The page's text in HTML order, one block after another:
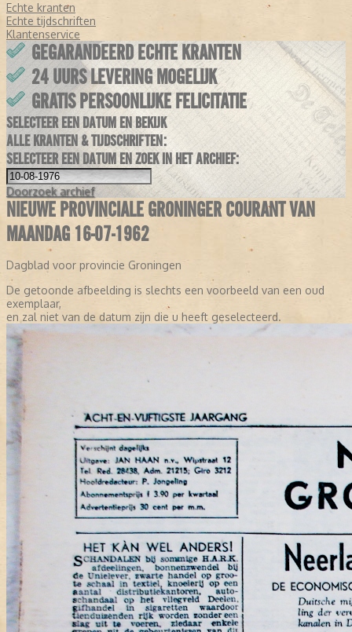
Echte kranten
Echte tijdschriften
Klantenservice
GEGARANDEERD ECHTE KRANTEN
24 UURS LEVERING MOGELIJK
GRATIS PERSOONLIJKE FELICITATIE
SELECTEER EEN DATUM EN BEKIJK
ALLE KRANTEN & TIJDSCHRIFTEN:
SELECTEER EEN DATUM EN ZOEK IN HET ARCHIEF:
Doorzoek archief
NIEUWE PROVINCIALE GRONINGER COURANT VAN
MAANDAG 16-07-1962
Dagblad voor provincie Groningen
De getoonde afbeelding is slechts een voorbeeld van een oud
exemplaar,
en zal niet van de datum zijn die u heeft geselecteerd.